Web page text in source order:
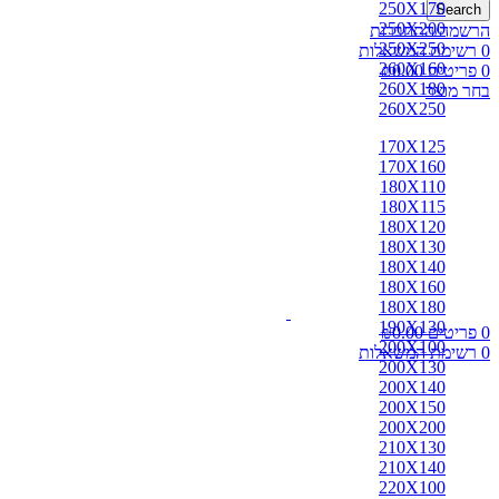
Search
הרשמה/התחברות
0 רשימת המשאלות
0 פריטים ₪0.00
בחר מוצר
0 פריטים ₪0.00
0 רשימת המשאלות
250X170
250X200
250X250
260X160
260X180
260X250
170X125
170X160
180X110
180X115
180X120
180X130
180X140
180X160
180X180
190X130
200X100
200X130
200X140
200X150
200X200
210X130
210X140
220X100